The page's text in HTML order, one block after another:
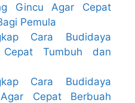
Gincu Agar Cepat
Pemula
Cara Budidaya
Tumbuh dan
Cara Budidaya
Cepat Berbuah